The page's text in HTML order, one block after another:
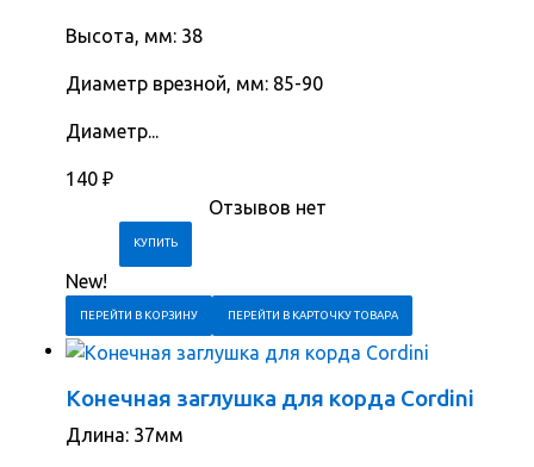
Высота, мм: 38
Диаметр врезной, мм: 85-90
Диаметр...
140 ₽
Отзывов нет
New!
ПЕРЕЙТИ В КОРЗИНУ ПЕРЕЙТИ В КАРТОЧКУ ТОВАРА
Конечная заглушка для корда Cordini
Длина: 37мм